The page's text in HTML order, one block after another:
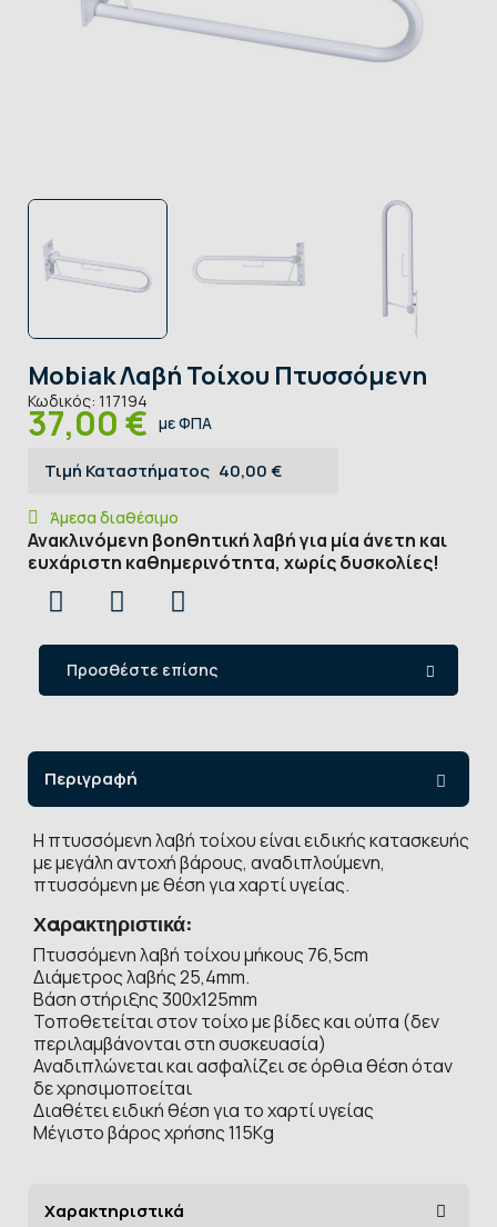
Mobiak Λαβή Τοίχου Πτυσσόμενη
Κωδικός: 117194
37,00 € με ΦΠΑ
Τιμή Καταστήματος 40,00 €
Άμεσα διαθέσιμο
Ανακλινόμενη βοηθητική λαβή για μία άνετη και
ευχάριστη καθημερινότητα, χωρίς δυσκολίες!
Προσθέστε επίσης
Περιγραφή
Η πτυσσόμενη λαβή τοίχου είναι ειδικής κατασκευής
με μεγάλη αντοχή βάρους, αναδιπλούμενη,
πτυσσόμενη με θέση για χαρτί υγείας.
Χαρακτηριστικά:
Πτυσσόμενη λαβή τοίχου μήκους 76,5cm
Διάμετρος λαβής 25,4mm.
Βάση στήριξης 300x125mm
Τοποθετείται στον τοίχο με βίδες και ούπα (δεν
περιλαμβάνονται στη συσκευασία)
Αναδιπλώνεται και ασφαλίζει σε όρθια θέση όταν
δε χρησιμοποείται
Διαθέτει ειδική θέση για το χαρτί υγείας
Μέγιστο βάρος χρήσης 115Kg
Χαρακτηριστικά